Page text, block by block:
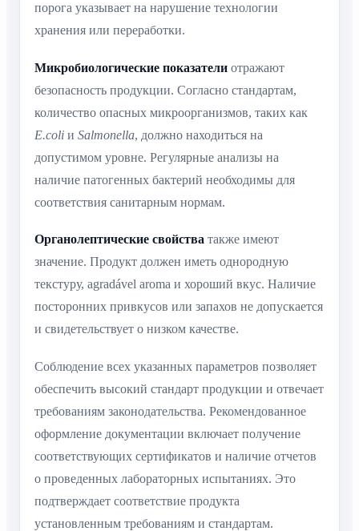
порога указывает на нарушение технологии
хранения или переработки.
Микробиологические показатели отражают
безопасность продукции. Согласно стандартам,
количество опасных микроорганизмов, таких как
E.coli и Salmonella, должно находиться на
допустимом уровне. Регулярные анализы на
наличие патогенных бактерий необходимы для
соответствия санитарным нормам.
Органолептические свойства также имеют
значение. Продукт должен иметь однородную
текстуру, agradável aroma и хороший вкус. Наличие
посторонних привкусов или запахов не допускается
и свидетельствует о низком качестве.
Соблюдение всех указанных параметров позволяет
обеспечить высокий стандарт продукции и отвечает
требованиям законодательства. Рекомендованное
оформление документации включает получение
соответствующих сертификатов и наличие отчетов
о проведенных лабораторных испытаниях. Это
подтверждает соответствие продукта
установленным требованиям и стандартам.